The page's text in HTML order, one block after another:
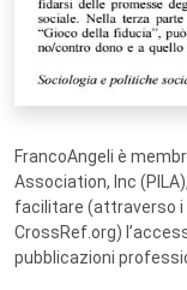
FrancoAngeli è
Association, Inc
facilitare (attraverso
CrossRef.org)
pubblicazioni